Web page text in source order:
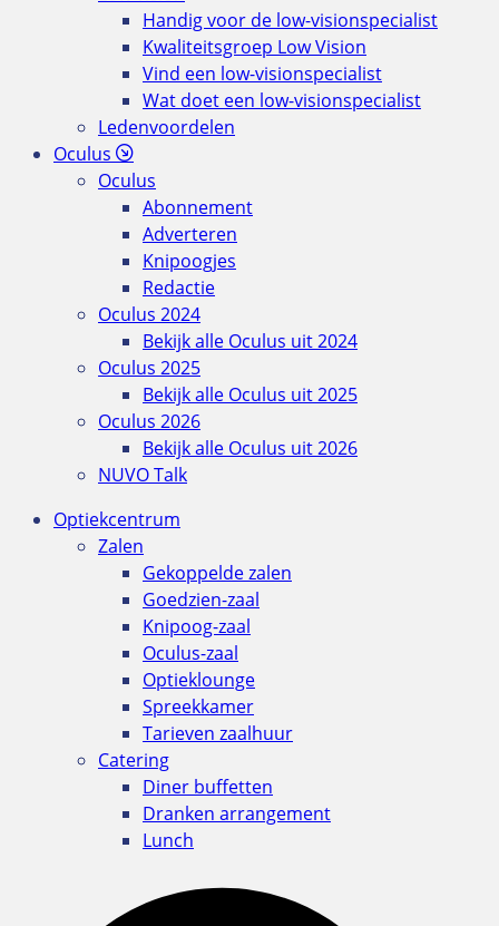
Handig voor de low-visionspecialist
Kwaliteitsgroep Low Vision
Vind een low-visionspecialist
Wat doet een low-visionspecialist
Ledenvoordelen
Oculus
Oculus
Abonnement
Adverteren
Knipoogjes
Redactie
Oculus 2024
Bekijk alle Oculus uit 2024
Oculus 2025
Bekijk alle Oculus uit 2025
Oculus 2026
Bekijk alle Oculus uit 2026
NUVO Talk
Optiekcentrum
Zalen
Gekoppelde zalen
Goedzien-zaal
Knipoog-zaal
Oculus-zaal
Optieklounge
Spreekkamer
Tarieven zaalhuur
Catering
Diner buffetten
Dranken arrangement
Lunch